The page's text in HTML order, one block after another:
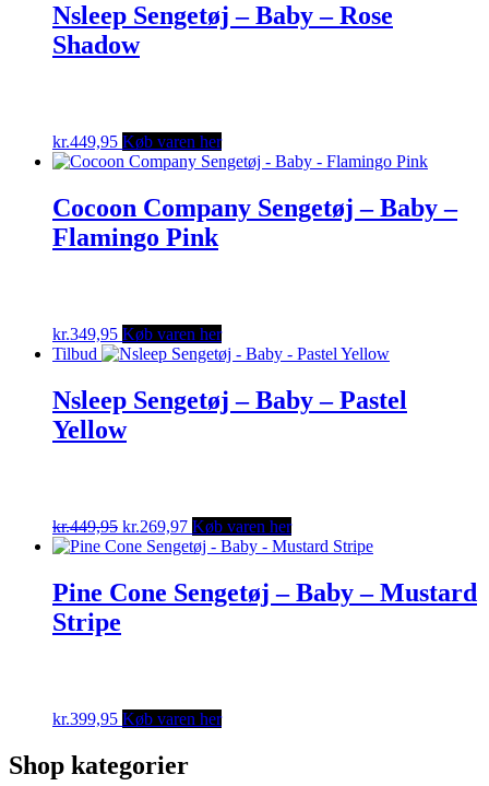
Nsleep Sengetøj – Baby – Rose
Shadow
kr.449,95 Køb varen her
Cocoon Company Sengetøj – Baby –
Flamingo Pink
kr.349,95 Køb varen her
Tilbud
Nsleep Sengetøj – Baby – Pastel
Yellow
kr.449,95 Original
price
kr.449,95.
kr.269,97Current
price
kr.269,97.
Køb varen her
Pine Cone Sengetøj – Baby – Mustard
Stripe
kr.399,95 Køb varen her
Shop kategorier